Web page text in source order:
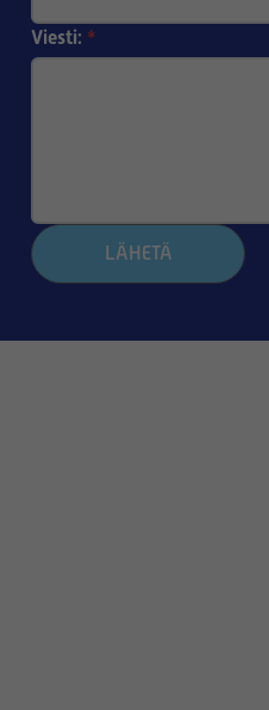
Viesti: *
LÄHETÄ